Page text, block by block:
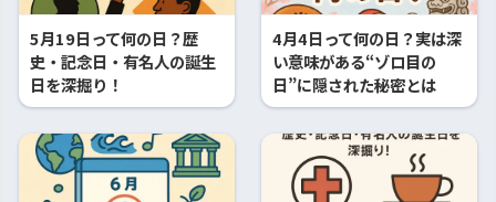
5月19日って何の日？歴
史・記念日・有名人の誕生
日を深掘り！
4月4日って何の日？実は深
い意味がある“ゾロ目の
日”に隠された秘密とは